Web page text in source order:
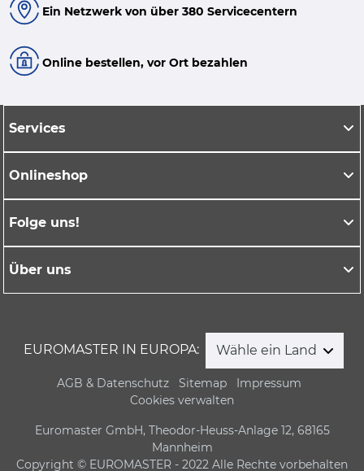
Ein Netzwerk von über 380 Servicecentern
Online bestellen, vor Ort bezahlen
Services
Onlineshop
Folge uns!
Über uns
EUROMASTER IN EUROPA: Wähle ein Land
AGB & Datenschutz Sitemap
Impressum
Cookies verwalten
Euromaster GmbH, Theodor-Heuss-Anlage 12, 68165
Mannheim
Copyright © EUROMASTER - 2022 Alle Rechte vorbehalten